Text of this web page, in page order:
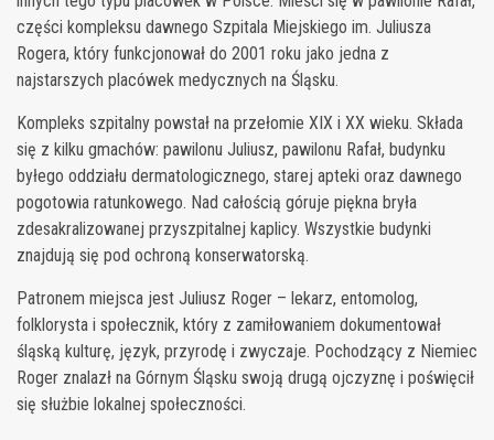
części kompleksu dawnego Szpitala Miejskiego im. Juliusza
Rogera, który funkcjonował do 2001 roku jako jedna z
najstarszych placówek medycznych na Śląsku.
Kompleks szpitalny powstał na przełomie XIX i XX wieku. Składa
się z kilku gmachów: pawilonu Juliusz, pawilonu Rafał, budynku
byłego oddziału dermatologicznego, starej apteki oraz dawnego
pogotowia ratunkowego. Nad całością góruje piękna bryła
zdesakralizowanej przyszpitalnej kaplicy. Wszystkie budynki
znajdują się pod ochroną konserwatorską.
Patronem miejsca jest Juliusz Roger – lekarz, entomolog,
folklorysta i społecznik, który z zamiłowaniem dokumentował
śląską kulturę, język, przyrodę i zwyczaje. Pochodzący z Niemiec
Roger znalazł na Górnym Śląsku swoją drugą ojczyznę i poświęcił
się służbie lokalnej społeczności.